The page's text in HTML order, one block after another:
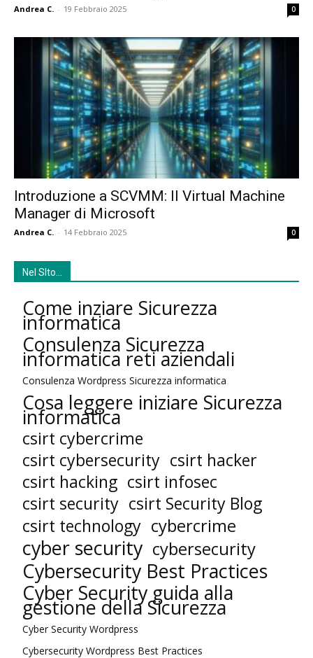
Andrea C. - 19 Febbraio 2025 0
Introduzione a SCVMM: Il Virtual Machine
Manager di Microsoft
Andrea C. - 14 Febbraio 2025 0
Nel SIto…
Come inziare Sicurezza
informatica
Consulenza Sicurezza
informatica reti aziendali
Consulenza Wordpress Sicurezza informatica
Cosa leggere iniziare Sicurezza
informatica
csirt cybercrime
csirt cybersecurity csirt hacker
csirt hacking csirt infosec
csirt security csirt Security Blog
csirt technology cybercrime
cyber security cybersecurity
Cybersecurity Best Practices
Cyber Security guida alla
gestione della Sicurezza
Cyber Security Wordpress
Cybersecurity Wordpress Best Practices